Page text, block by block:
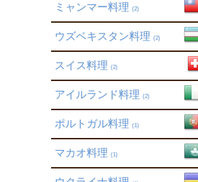
ミャンマー料理 (2)
ウズベキスタン料理 (2)
スイス料理 (2)
アイルランド料理 (2)
ポルトガル料理 (1)
マカオ料理 (1)